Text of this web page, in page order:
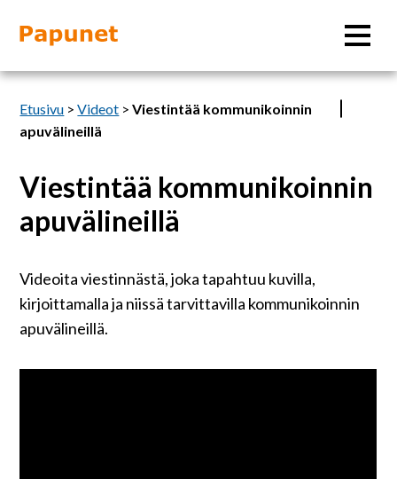
Tietoa
Materiaalit
Etusivu >Videot >Viestintää kommunikoinnin
apuvälineillä
Viestintää kommunikoinnin
apuvälineillä
Videoita viestinnästä, joka tapahtuu kuvilla,
kirjoittamalla ja niissä tarvittavilla kommunikoinnin
apuvälineillä.